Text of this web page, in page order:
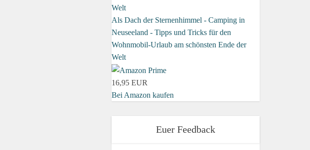
Als Dach der Sternenhimmel - Camping in
Neuseeland - Tipps und Tricks für den
Wohnmobil-Urlaub am schönsten Ende der
Welt
16,95 EUR
Bei Amazon kaufen
Euer Feedback